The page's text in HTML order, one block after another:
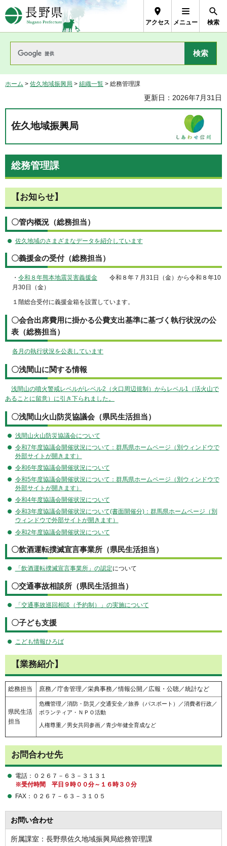
長野県Nagano Prefecture
アクセス メニュー 検索
ホーム > 佐久地域振興局 > 組織一覧 > 総務管理課
更新日：2026年7月31日
佐久地域振興局
総務管理課
【お知らせ】
〇管内概況（総務担当）
佐久地域のさまざまなデータを紹介しています
〇義援金の受付（総務担当）
・ 令和８年熊本地震災害義援金 令和８年７月31日（金）から令和８年10
月30日（金）
１階総合受付に義援金箱を設置しています。
〇会合出席費用に掛かる公費支出基準に基づく執行状況の公
表（総務担当）
各月の執行状況を公表しています
〇浅間山に関する情報
浅間山の噴火警戒レベルがレベル2（火口周辺規制）からレベル1（活火山で
あることに留意）に引き下られました。
〇浅間山火山防災協議会（県民生活担当）
浅間山火山防災協議会について
令和7年度協議会開催状況について：群馬県ホームページ（別ウィンドウで
外部サイトが開きます）
令和6年度協議会開催状況について
令和5年度協議会開催状況について：群馬県ホームページ（別ウィンドウで
外部サイトが開きます）
令和4年度協議会開催状況について
令和3年度協議会開催状況について(書面開催分)：群馬県ホームページ（別
ウィンドウで外部サイトが開きます）
令和2年度協議会開催状況について
〇飲酒運転撲滅宣言事業所（県民生活担当）
「飲酒運転撲滅宣言事業所」の認定について
〇交通事故相談所（県民生活担当）
「交通事故巡回相談（予約制）」の実施について
〇子ども支援
こども情報ひろば
【業務紹介】
総務担当 庶務／庁舎管理／栄典事務／情報公開／広報・公聴／統計など
県民生活
担当
危機管理／消防・防災／交通安全／旅券（パスポート）／消費者行政／
ボランティア・ＮＰＯ活動
人権尊重／男女共同参画／青少年健全育成など
お問合わせ先
電話：０２６７－６３－３１３１
※受付時間 平日９時００分～１６時３０分
FAX：０２６７－６３－３１０５
お問い合わせ
所属課室：長野県佐久地域振興局総務管理課